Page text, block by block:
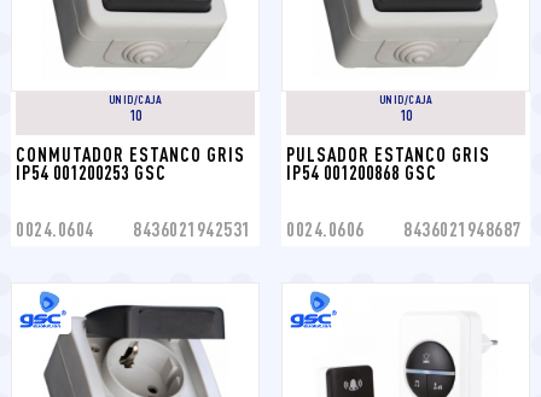
UNID/CAJA
10
CONMUTADOR ESTANCO GRIS
IP54 001200253 GSC
0024.0604 8436021942531
UNID/CAJA
10
PULSADOR ESTANCO GRIS
IP54 001200868 GSC
0024.0606 8436021948687